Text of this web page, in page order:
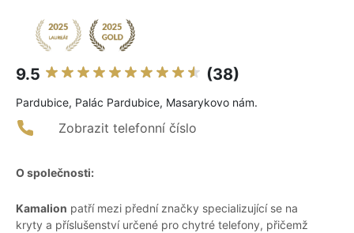
9.5 (38)
Pardubice, Palác Pardubice, Masarykovo nám.
Zobrazit telefonní číslo
O společnosti:
Kamalion patří mezi přední značky specializující se na
kryty a příslušenství určené pro chytré telefony, přičemž